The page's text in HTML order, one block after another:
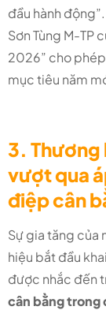
đầu hành
Sơn Tùng M-TP
2026” cho
mục tiêu năm
3. Thương
vượt qua
điệp cân
Sự gia tăng của
hiệu bắt đầu
được nhắc đến
cân bằng trong